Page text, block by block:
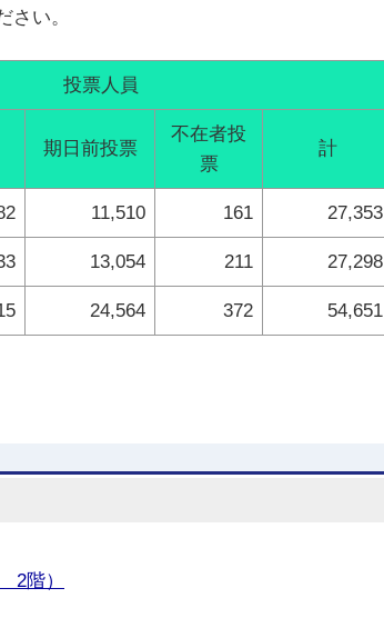
い。
投票人員
期日前投票
不在者投
票
計
11,510 161 27,353
13,054 211 27,298
24,564 372 54,651
2階）